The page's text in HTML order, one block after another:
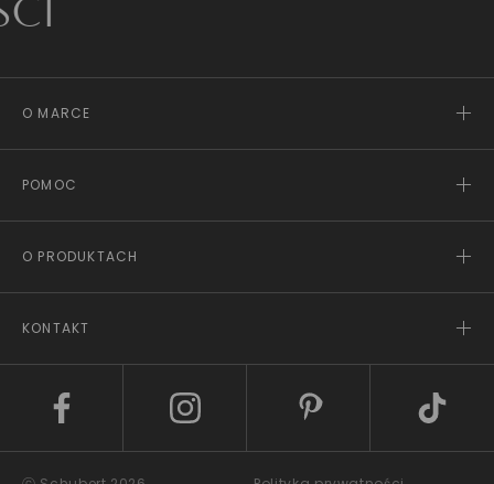
O MARCE
POMOC
O PRODUKTACH
KONTAKT